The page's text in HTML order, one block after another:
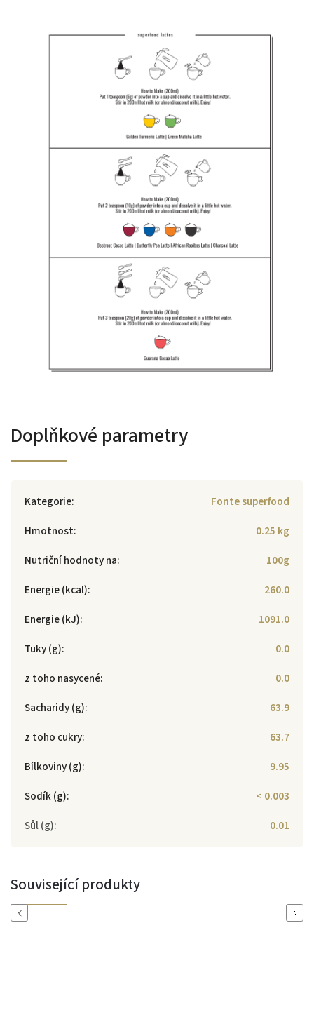
Doplňkové parametry
Kategorie:
Fonte superfood
Hmotnost:
0.25 kg
Nutriční hodnoty na:
100g
Energie (kcal):
260.0
Energie (kJ):
1091.0
Tuky (g):
0.0
z toho nasycené:
0.0
Sacharidy (g):
63.9
z toho cukry:
63.7
Bílkoviny (g):
9.95
Sodík (g):
< 0.003
Sůl (g): 0.01
Související produkty
Previous Next